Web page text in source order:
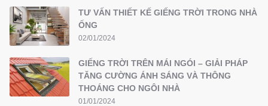
TƯ VẤN THIẾT KẾ GIẾNG TRỜI TRONG NHÀ
ỐNG
02/01/2024
GIẾNG TRỜI TRÊN MÁI NGÓI – GIẢI PHÁP
TĂNG CƯỜNG ÁNH SÁNG VÀ THÔNG
THOÁNG CHO NGÔI NHÀ
01/01/2024